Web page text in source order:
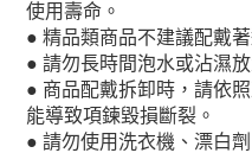
使用壽命。
● 精品類商品不建議配戴
● 請勿長時間泡水或沾濕放
● 商品配戴拆卸時，請依
能導致項鍊毀損斷裂。
● 請勿使用洗衣機、漂白